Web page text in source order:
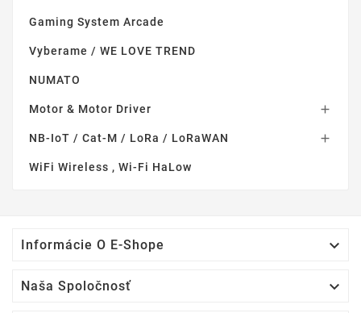
Gaming System Arcade
Vyberame / WE LOVE TREND
NUMATO
Motor & Motor Driver 
NB-IoT / Cat-M / LoRa / LoRaWAN 
WiFi Wireless , Wi-Fi HaLow
Informácie O E-Shope 
Naša Spoločnosť 